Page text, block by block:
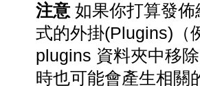
注意 如果你打算發
式的外掛(Plugins)（
plugins 資料夾中移
時也可能會產生相關